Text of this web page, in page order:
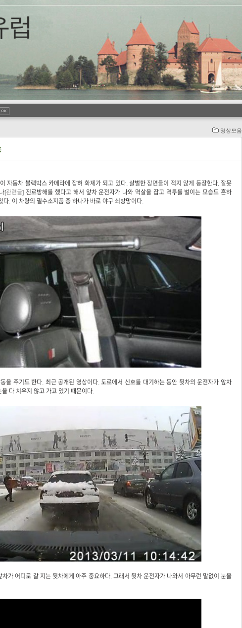
영상모음
자동차 블랙박스 카메라에 잡혀 화제가 되고 있다. 살벌한 장면들이 적지 않게 등장한다. 잘못
[관련글] 진로방해를 했다고 해서 앞차 운전자가 나와 멱살을 잡고 격투를 벌이는 모습도 흔하
다. 이 차량의 필수소지품 중 하나가 바로 야구 쇠방망이다.
을 주기도 한다. 최근 공개된 영상이다. 도로에서 신호를 대기하는 동안 뒷차의 운전자가 앞차
다 치우지 않고 가고 있기 때문이다.
가 어디로 갈 지는 뒷차에게 아주 중요하다. 그래서 뒷차 운전자가 나와서 아무런 말없이 눈을